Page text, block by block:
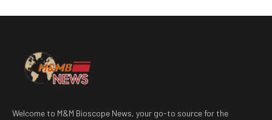
Welcome to M&M Bioscope News, your go-to source for the